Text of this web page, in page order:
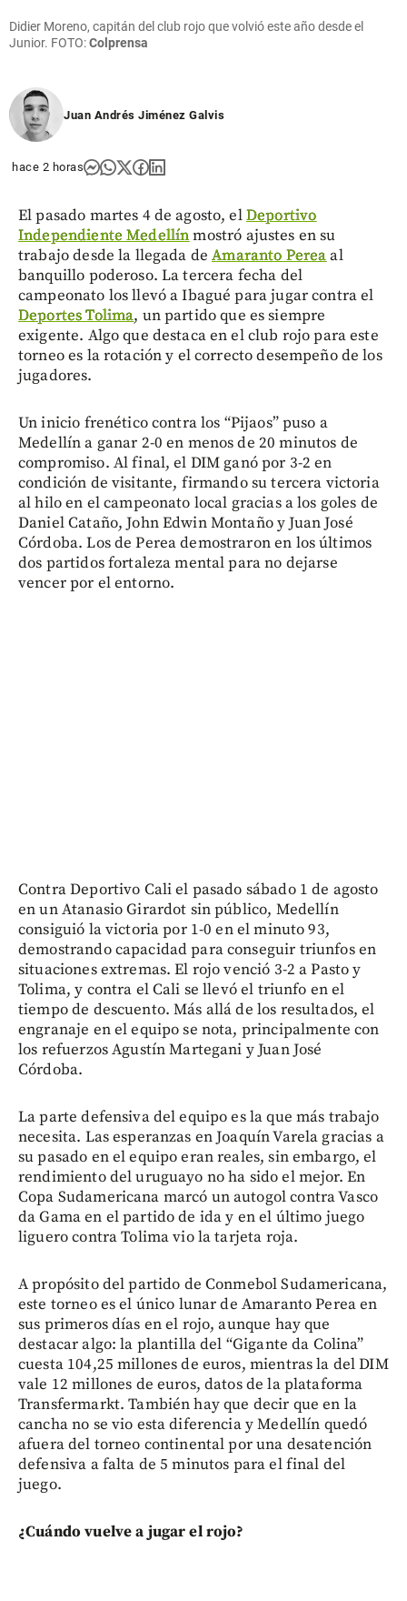
Didier Moreno, capitán del club rojo que volvió este año desde el
Junior. FOTO:Colprensa
Juan Andrés Jiménez Galvis
hace 2 horas
El pasado martes 4 de agosto, elDeportivo
Independiente Medellínmostró ajustes en su
trabajo desde la llegada deAmaranto Pereaal
banquillo poderoso. La tercera fecha del
campeonato los llevó a Ibagué para jugar contra el
Deportes Tolima, un partido que es siempre
exigente. Algo que destaca en el club rojo para este
torneo es la rotación y el correcto desempeño de los
jugadores.
Un inicio frenético contra los “Pijaos” puso a
Medellín a ganar 2-0 en menos de 20 minutos de
compromiso. Al final, el DIM ganó por 3-2 en
condición de visitante, firmando su tercera victoria
al hilo en el campeonato local gracias a los goles de
Daniel Cataño, John Edwin Montaño y Juan José
Córdoba. Los de Perea demostraron en los últimos
dos partidos fortaleza mental para no dejarse
vencer por el entorno.
Contra Deportivo Cali el pasado sábado 1 de agosto
en un Atanasio Girardot sin público, Medellín
consiguió la victoria por 1-0 en el minuto 93,
demostrando capacidad para conseguir triunfos en
situaciones extremas. El rojo venció 3-2 a Pasto y
Tolima, y contra el Cali se llevó el triunfo en el
tiempo de descuento. Más allá de los resultados, el
engranaje en el equipo se nota, principalmente con
los refuerzos Agustín Martegani y Juan José
Córdoba.
La parte defensiva del equipo es la que más trabajo
necesita. Las esperanzas en Joaquín Varela gracias a
su pasado en el equipo eran reales, sin embargo, el
rendimiento del uruguayo no ha sido el mejor. En
Copa Sudamericana marcó un autogol contra Vasco
da Gama en el partido de ida y en el último juego
liguero contra Tolima vio la tarjeta roja.
A propósito del partido de Conmebol Sudamericana,
este torneo es el único lunar de Amaranto Perea en
sus primeros días en el rojo, aunque hay que
destacar algo: la plantilla del “Gigante da Colina”
cuesta 104,25 millones de euros, mientras la del DIM
vale 12 millones de euros, datos de la plataforma
Transfermarkt. También hay que decir que en la
cancha no se vio esta diferencia y Medellín quedó
afuera del torneo continental por una desatención
defensiva a falta de 5 minutos para el final del
juego.
¿Cuándo vuelve a jugar el rojo?